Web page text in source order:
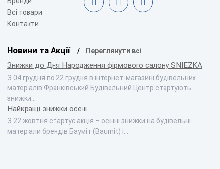
Всі товари
Контакти
Новини та Акції Переглянути всі
Знижки до Дня Народження фірмового салону SNIEZKA
З 04 грудня по 22 грудня в інтернет-магазині будівельних
матеріалів Франківський Будівельний Центр стартують
знижки…
Найкращі знижки осені
З 22 жовтня стартує акція – осінні знижки на будівельні
матеріали брендів Бауміт (Baumit) і…